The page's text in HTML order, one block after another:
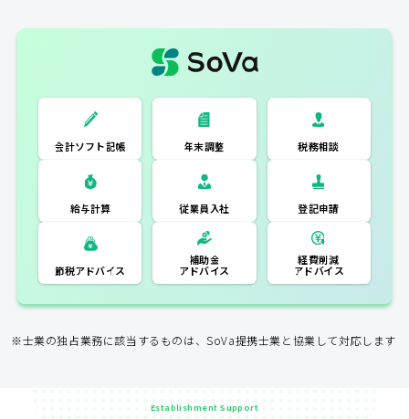
一般的な税理士
会計ソフト記
帳 年末調整 税務相談
会計ソフト記帳
年末調整
税務相談
給与計算
従業員入社
登記申請
節税アドバイス
補助金
アドバイス
アドバイス
※士業の独占業務に該当するものは、SoVa提携士業と協業して対応します
Establishment Support